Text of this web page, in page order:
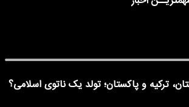
ترکیه و پاکستان؛ تولد یک ناتوی اسلامی؟